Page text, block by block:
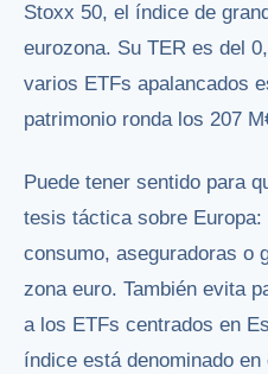
Stoxx 50, el índice de
eurozona. Su TER es del
varios ETFs apalancados
patrimonio ronda los 207
Puede tener sentido para
tesis táctica sobre
consumo, aseguradoras o
zona euro. También evita
a los ETFs centrados en
índice está denominado